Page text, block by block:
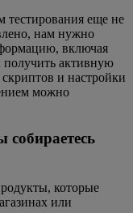
тестирования еще не
нам нужно
включая
активную
и настройки
можно
собираетесь
которые
или